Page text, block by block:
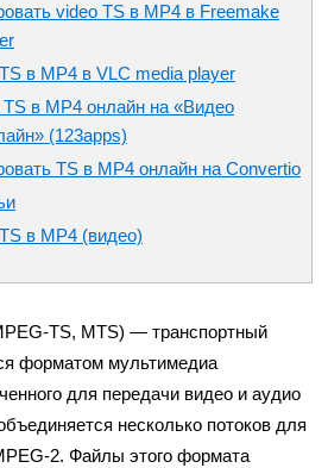
video TS в MP4 в Freemake
в MP4 в VLC media player
в MP4 онлайн на «Видео
(123apps)
TS в MP4 онлайн на Convertio
в MP4 (видео)
TS, MTS) — транспортный
форматом мультимедиа
для передачи видео и аудио
несколько потоков для
2. Файлы этого формата